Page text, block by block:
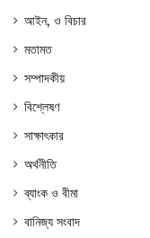
আইন, ও বিচার
মতামত
সম্পাদকীয়
বিশ্লেষণ
সাক্ষাৎকার
অর্থনীতি
ব্যাংক ও বীমা
বানিজ্য সংবাদ